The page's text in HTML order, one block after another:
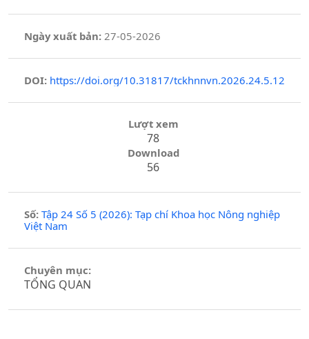
Ngày xuất bản: 27-05-2026
DOI: https://doi.org/10.31817/tckhnnvn.2026.24.5.12
Lượt xem
78
Download
56
Số: Tập 24 Số 5 (2026): Tạp chí Khoa học Nông nghiệp
Việt Nam
Chuyên mục:
TỔNG QUAN